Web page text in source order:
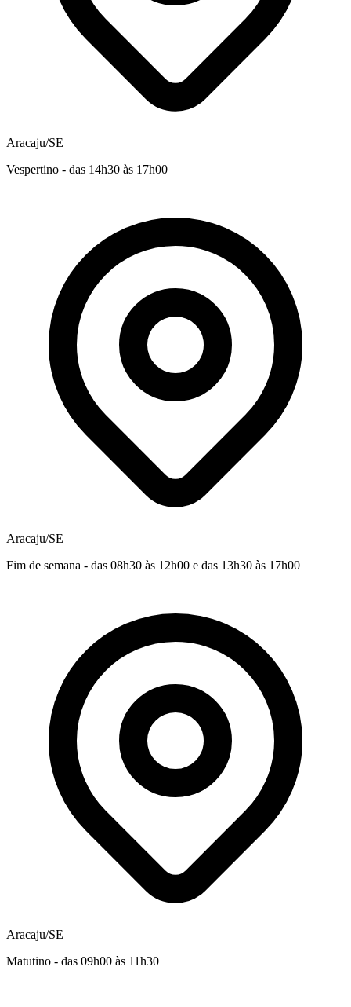
Aracaju/SE
Vespertino - das 14h30 às 17h00
Aracaju/SE
Fim de semana - das 08h30 às 12h00 e das 13h30 às 17h00
Aracaju/SE
Matutino - das 09h00 às 11h30